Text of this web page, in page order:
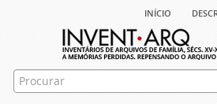
início